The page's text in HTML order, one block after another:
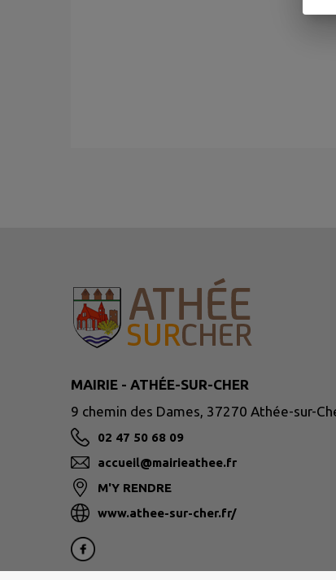
MAIRIE - ATHÉE-SUR-CHER
9 chemin des Dames, 37270 Athée-sur-
02 47 50 68 09
accueil@mairieathee.fr
M'Y RENDRE
www.athee-sur-cher.fr/